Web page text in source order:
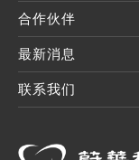
合作伙伴
最新消息
联系我们